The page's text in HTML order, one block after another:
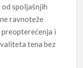
spoljašnjih
ravnoteže
preopterećenja i
tena bez